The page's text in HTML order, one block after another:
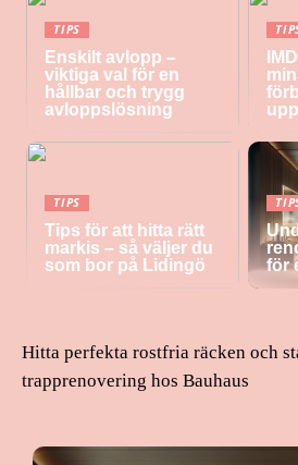
TIPS
Enskilt avlopp –
viktiga val för en
hållbar och trygg
avloppslösning
TIPS
Tips för att hitta rätt
markis – så väljer du
som bor på Lidingö
för
Hitta perfekta rostfria räcken och
trapprenovering hos Bauhaus